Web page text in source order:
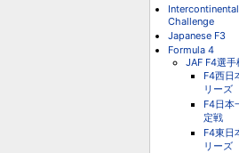
Challenge
Japanese F3
Formula 4
JAF F4選手
F4西日
リーズ
F4日本
定戦
F4東日
リーズ